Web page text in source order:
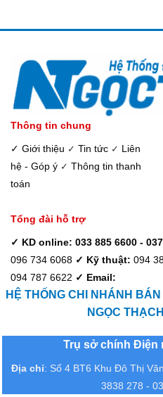
Thông tin chung
✓ Giới thiệu ✓ Tin tức ✓ Liên
hệ - Góp ý ✓ Thông tin thanh
toán
Tổng đài hỗ trợ
✓ KD online: 033 885 6600 -
096 734 6068 ✓ Kỹ thuật: 094
094 787 6622 ✓ Email:
HỆ THỐNG CHI NHÁNH
NGỌC
Trụ sở chính Điện
Địa chỉ: Số 4 BT6 Khu Đô Thị
3838 278 -